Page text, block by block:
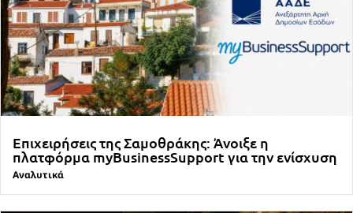
Επιχειρήσεις της Σαμοθράκης: Άνοιξε η
πλατφόρμα myBusinessSupport για την ενίσχυση
Αναλυτικά